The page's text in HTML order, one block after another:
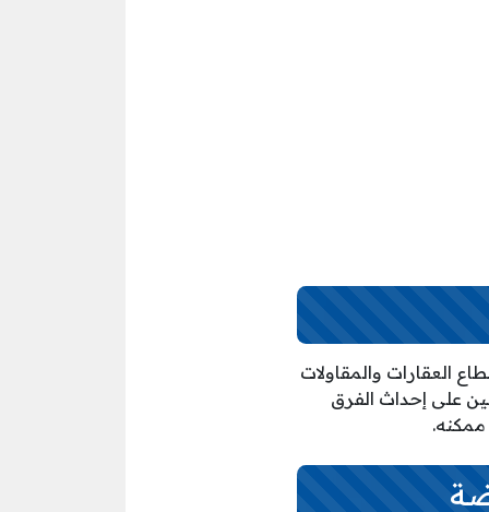
احترافية في الأداء وريادة على مدار 17 عاما في قطاع العقارات والمقاولات
على إحداث الفرق